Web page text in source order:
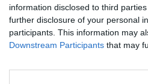
information disclosed to third
further disclosure of your personal
participants. This information may
Downstream Participants that may